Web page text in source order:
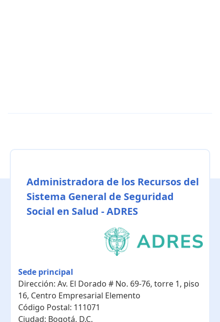
Administradora de los Recursos del
Sistema General de Seguridad
Social en Salud - ADRES
Sede principal
Dirección: Av. El Dorado # No. 69-76, torre 1, piso
16, Centro Empresarial Elemento
Código Postal: 111071
Ciudad: Bogotá, D.C.